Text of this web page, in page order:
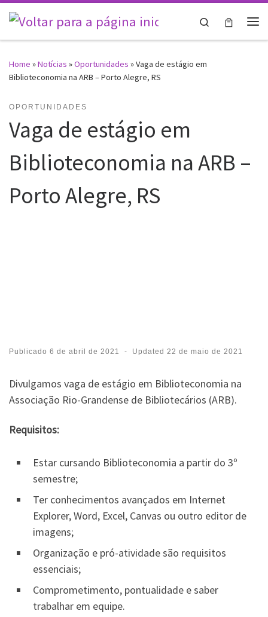
Skip to content
Search
Home »Notícias »Oportunidades »Vaga de estágio em
Biblioteconomia na ARB – Porto Alegre, RS
OPORTUNIDADES
Vaga de estágio em
Biblioteconomia na ARB –
Porto Alegre, RS
Publicado 6 de abril de 2021 - Updated 22 de maio de 2021
Divulgamos vaga de estágio em Biblioteconomia na
Associação Rio-Grandense de Bibliotecários (ARB).
Requisitos:
Estar cursando Biblioteconomia a partir do 3º
semestre;
Ter conhecimentos avançados em Internet
Explorer, Word, Excel, Canvas ou outro editor de
imagens;
Organização e pró-atividade são requisitos
essenciais;
Comprometimento, pontualidade e saber
trabalhar em equipe.